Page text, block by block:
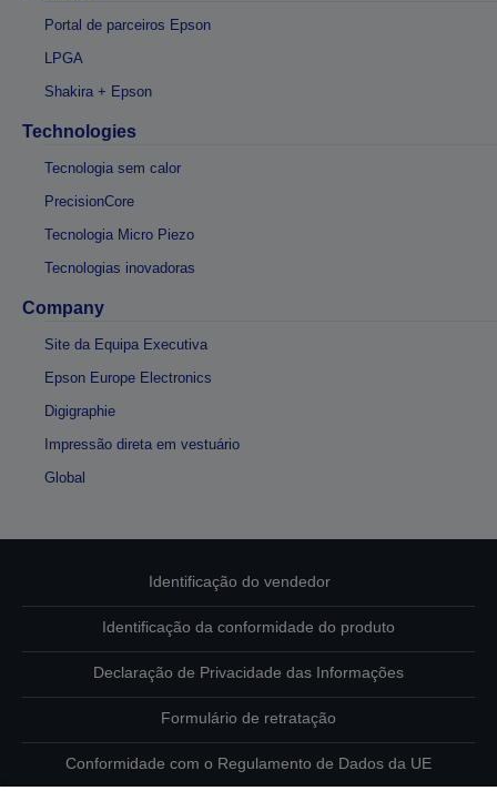
Portal de parceiros Epson
LPGA
Shakira + Epson
Technologies
Tecnologia sem calor
PrecisionCore
Tecnologia Micro Piezo
Tecnologias inovadoras
Company
Site da Equipa Executiva
Epson Europe Electronics
Digigraphie
Impressão direta em vestuário
Global
Identificação do vendedor
Identificação da conformidade do produto
Declaração de Privacidade das Informações
Formulário de retratação
Conformidade com o Regulamento de Dados da UE